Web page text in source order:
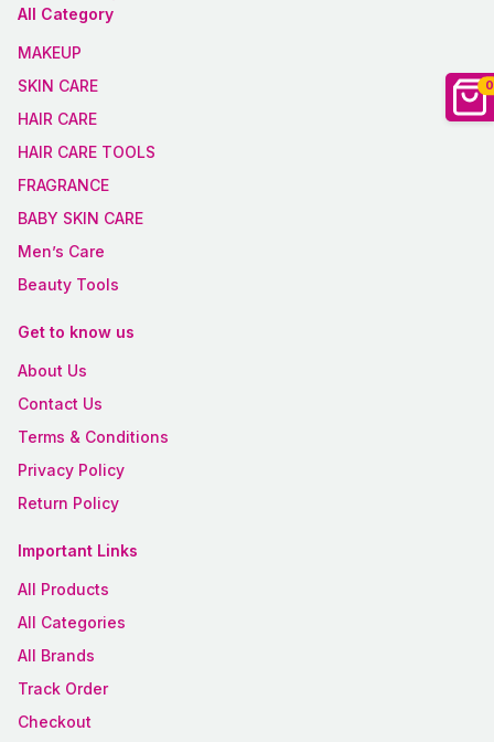
0
All Category
MAKEUP
SKIN CARE
HAIR CARE
HAIR CARE TOOLS
FRAGRANCE
BABY SKIN CARE
Men’s Care
Beauty Tools
Get to know us
About Us
Contact Us
Terms & Conditions
Privacy Policy
Return Policy
Important Links
All Products
All Categories
All Brands
Track Order
Checkout